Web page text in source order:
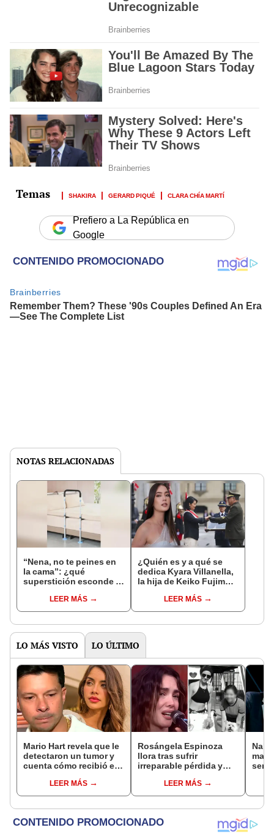
SHAKIRA GERARD PIQUÉ CLARA CHÍA MARTÍ
Prefiero a La República en
Google
NOTAS RELACIONADAS
“Nena, no te peines en
la cama”: ¿qué
superstición esconde la
Enanitos Verdes?
LEER MÁS
¿Quién es y a qué se
dedica Kyara Villanella,
la hija de Keiko Fujimori
nivel nacional?
LEER MÁS
LO MÁS VISTO LO ÚLTIMO
Mario Hart revela que le
detectaron un tumor y
cuenta cómo recibió el
muy fuertes..."
LEER MÁS
Rosángela Espinoza
llora tras sufrir
irreparable pérdida y
mensaje: "Descansa en
paz, mi bebé"
LEER MÁS